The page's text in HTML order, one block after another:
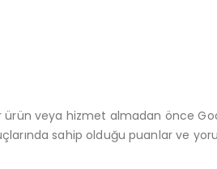
ürün veya hizmet almadan önce
sahip olduğu puanlar ve